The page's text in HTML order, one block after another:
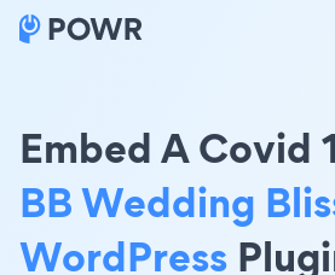
Embed A Covid
BB Wedding
WordPress